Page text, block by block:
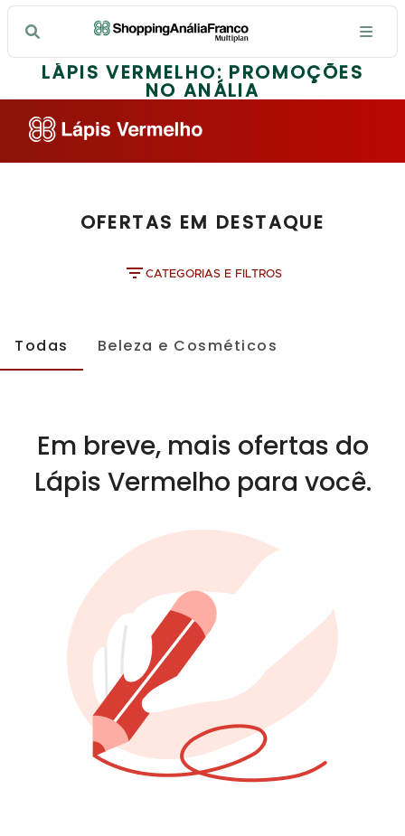
LÁPIS VERMELHO: PROMOÇÕES
NO ANÁLIA
OFERTAS EM DESTAQUE
CATEGORIAS E FILTROS
Todas Beleza e Cosméticos
Em breve, mais ofertas do
Lápis Vermelho para você.